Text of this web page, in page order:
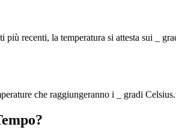
recenti, la temperatura si attesta sui _
che raggiungeranno i _ gradi